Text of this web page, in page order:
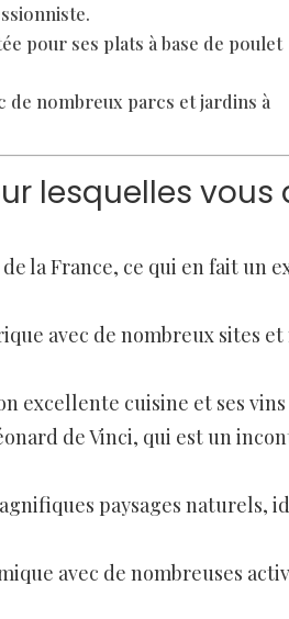
pour ses plats à base de poulet
de nombreux parcs et jardins à
lesquelles vous
la France, ce qui en fait un
avec de nombreux sites
excellente cuisine et ses
de Vinci, qui est un
paysages naturels,
avec de nombreuses